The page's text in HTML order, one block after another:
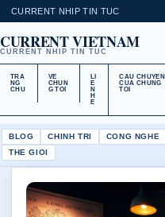
CURRENT NHIP TIN TUC
CURRENT VIETNAM
CURRENT NHIP TIN TUC
TRA
NG
CHU
VE
CHUN
G TOI
LI
E
N
H
E
CAU CHUYEN
CUA CHUNG
TOI
BLOG CHINH TRI CONG NGHE
THE GIOI